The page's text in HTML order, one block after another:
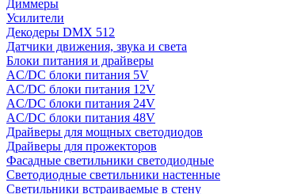
Диммеры
Усилители
Декодеры DMX 512
Датчики движения, звука и света
Блоки питания и драйверы
AC/DC блоки питания 5V
AC/DC блоки питания 12V
AC/DC блоки питания 24V
AC/DC блоки питания 48V
Драйверы для мощных светодиодов
Драйверы для прожекторов
Фасадные светильники светодиодные
Светодиодные светильники настенные
Светильники встраиваемые в стену